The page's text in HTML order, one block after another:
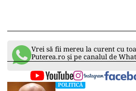
Vrei să fii mereu la curent cu
Puterea.ro și pe canalul de
POLITICĂ